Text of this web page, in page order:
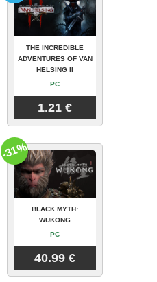
THE INCREDIBLE
ADVENTURES OF VAN
HELSING II
PC
1.21 €
BLACK MYTH:
WUKONG
PC
40.99 €
-31%